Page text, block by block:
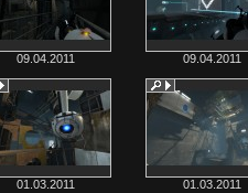
09.04.2011 09.04.2011
01.03.2011 01.03.2011